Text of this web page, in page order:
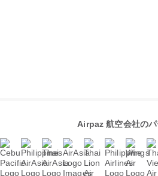
Airpaz 航空会社の